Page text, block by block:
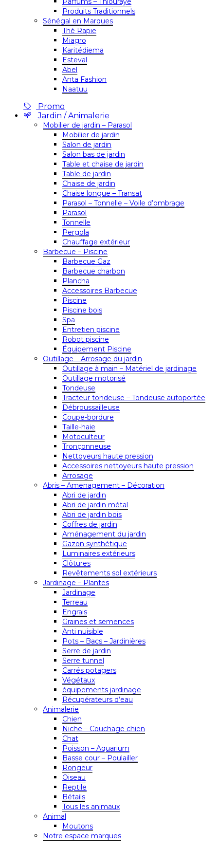
Produits Traditionnels
Sénégal en Marques
Thé Rapie
Miagro
Karitédiema
Esteval
Abel
Anta Fashion
Naatuu
Promo
Jardin / Animalerie
Mobilier de jardin – Parasol
Mobilier de jardin
Salon de jardin
Salon bas de jardin
Table et chaise de jardin
Table de jardin
Chaise de jardin
Chaise longue – Transat
Parasol – Tonnelle – Voile d’ombrage
Parasol
Tonnelle
Pergola
Chauffage extérieur
Barbecue – Piscine
Barbecue Gaz
Barbecue charbon
Plancha
Accessoires Barbecue
Piscine
Piscine bois
Spa
Entretien piscine
Robot piscine
Équipement Piscine
Outillage – Arrosage du jardin
Outillage à main – Matériel de jardinage
Outillage motorisé
Tondeuse
Tracteur tondeuse – Tondeuse autoportée
Débroussailleuse
Coupe-bordure
Taille-haie
Motoculteur
Tronçonneuse
Nettoyeurs haute pression
Accessoires nettoyeurs haute pression
Arrosage
Abris – Amenagement – Décoration
Abri de jardin
Abri de jardin métal
Abri de jardin bois
Coffres de jardin
Aménagement du jardin
Gazon synthétique
Luminaires extérieurs
Clôtures
Revêtements sol extérieurs
Jardinage – Plantes
Jardinage
Terreau
Engrais
Graines et semences
Anti nuisible
Pots – Bacs – Jardinières
Serre de jardin
Serre tunnel
Carrés potagers
Végétaux
équipements jardinage
Récupérateurs d’eau
Animalerie
Chien
Niche – Couchage chien
Chat
Poisson – Aquarium
Basse cour – Poulailler
Rongeur
Oiseau
Reptile
Bétails
Tous les animaux
Animal
Moutons
Notre espace marques